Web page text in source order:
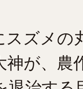
スズメの
神が、農